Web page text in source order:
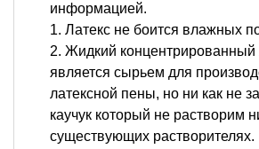
информацией.
1. Латекс не боится влажных
2. Жидкий концентрированный
является сырьем для
латексной пены, но ни как не
каучук который не растворим
существующих растворителях.